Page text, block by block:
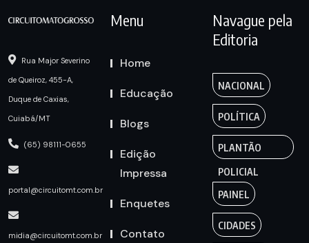
Rua Major Severino
de Queiroz, 455-A,
Duque de Caxias,
Cuiabá/MT
(65) 98111-0655
portal@circuitomt.com.br
midia@circuitomt.com.br
Menu
Home
Educação
Blogs
Edição
Impressa
Enquetes
Contato
Navague pela
Editoria
NACIONAL
POLÍTICA
PLANTÃO
POLICIAL
PAINEL
CIDADES